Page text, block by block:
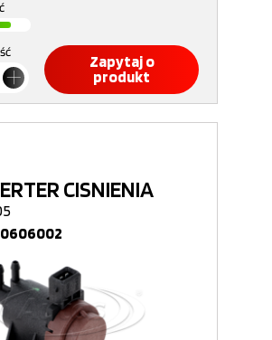
Zapytaj o
produkt
CISNIENIA
0606002